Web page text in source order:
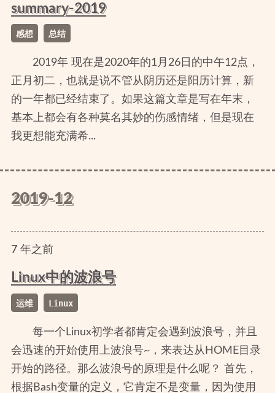
summary-2019
感想 总结
2019年 现在是2020年的1月26日的中午12点，
正月初二，也就是说不管从阴历还是阳历计算，新
的一年都已经结束了。如果这篇文章是写在年末，
基本上都会有各种莫名其妙的伤感情绪，但是现在
我更想能充满希...
2019-12
7年之前
Linux中的波浪号
运维 Linux
每一个Linux初学者都肯定会遇到波浪号，并且
会迅速的开始使用上波浪号~，来表达从HOME目录
开始的路径。那么波浪号的原理是什么呢？ 首先，
根据Bash变量的定义，它肯定不是变量，因为使用